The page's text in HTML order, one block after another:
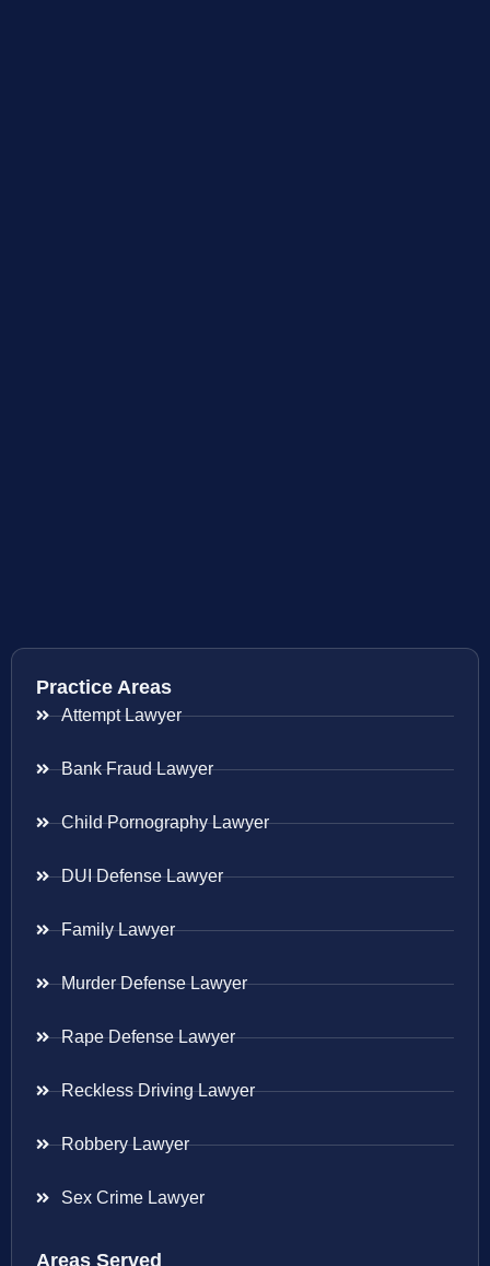
Practice Areas
Attempt Lawyer
Bank Fraud Lawyer
Child Pornography Lawyer
DUI Defense Lawyer
Family Lawyer
Murder Defense Lawyer
Rape Defense Lawyer
Reckless Driving Lawyer
Robbery Lawyer
Sex Crime Lawyer
Areas Served